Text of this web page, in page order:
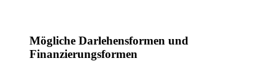
Mögliche Darlehensformen und
Finanzierungsformen